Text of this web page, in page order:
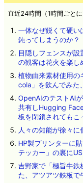
直近24時間（1時間ごと
一体なぜ鋭くて硬い
鈍ってしまうのか？
目隠しフェンスが
の観客は花火を楽し
植物由来素材使用
cola」を飲んでみた
OpenAIのテストAI
共有しHugging
板を閉鎖されてもこ
人々の知能が徐々
HP製プリンターに
テッカー」の裏に
吉野家で「極旨牛鉄
た、アツアツ鉄板で